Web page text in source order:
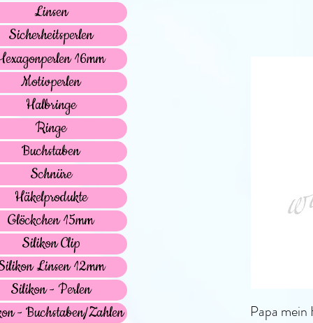
Papa
Linsen
Sicherheitsperlen
16mm
Motivperlen
Halbringe
Ringe
Buchstaben
Schnüre
Häkelprodukte
Glöckchen 15mm
Silikon Clip
Linsen 12mm
Silikon - Perlen
- Buchstaben/Zahlen